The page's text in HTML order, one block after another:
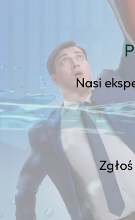
Nasi
Strona
– druga i